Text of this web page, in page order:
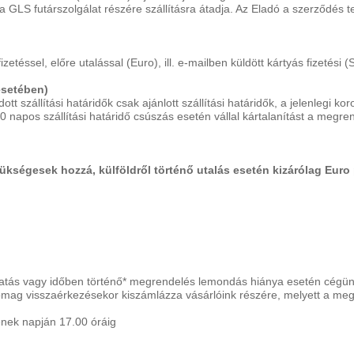
futárszolgálat részére szállításra átadja. Az Eladó a szerződés
előre utalással (Euro), ill. e-mailben küldött kártyás fizetési
szállítási határidők csak ajánlott szállítási határidők, a jelenlegi
napos szállítási határidő csúszás esetén vállal kártalanítást a
hozzá, külföldről történő utalás esetén kizárólag Euro
vagy időben történő* megrendelés lemondás hiánya esetén
visszaérkezésekor kiszámlázza vásárlóink részére, melyett a
napján 17.00 óráig